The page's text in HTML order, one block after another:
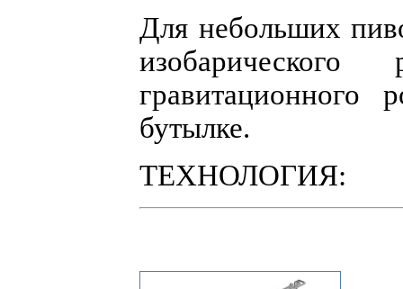
Для небольших
гравитационного
бутылке.
ТЕХНОЛОГИЯ: